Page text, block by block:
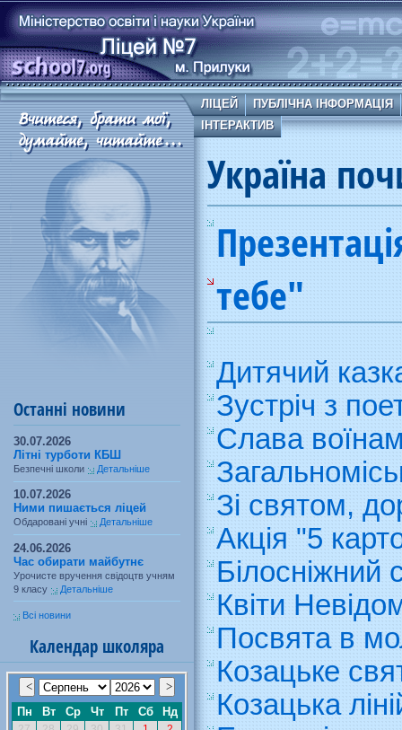
Останні новини
30.07.2026
Літні турботи КБШ
Безпечні школи Детальніше
10.07.2026
Ними пишається ліцей
Обдаровані учні Детальніше
24.06.2026
Час обирати майбутнє
Урочисте вручення свідоцтв учням
9 класу
Детальніше
Всі новини
Календар школяра
ЛІЦЕЙ
ПУБЛІЧНА ІНФОРМАЦІЯ
ІНТЕРАКТИВ
Україна
тебе"
Дитячий
Зустріч з
Слава
Зі святом,
Акція "5
Квіти
Посвята в
Козацьке
Козацька